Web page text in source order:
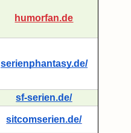
humorfan.de
serienphantasy.de/
sf-serien.de/
sitcomserien.de/